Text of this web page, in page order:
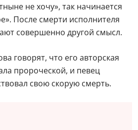
не хочу», так начинается
После смерти исполнителя
совершенно другой смысл.
говорят, что его авторская
пророческой, и певец
свою скорую смерть.